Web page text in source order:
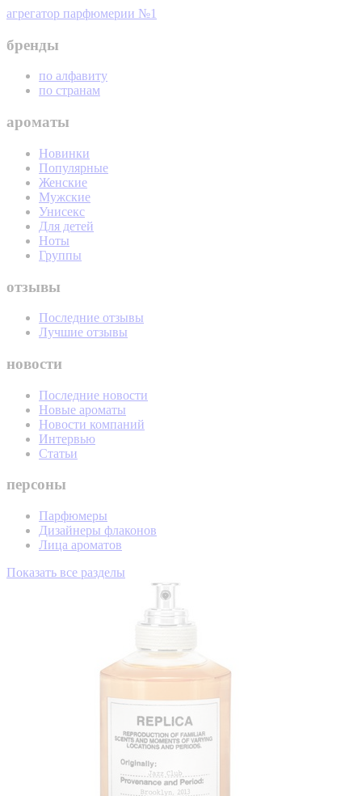
агрегатор парфюмерии №1
бренды
по алфавиту
по странам
ароматы
Новинки
Популярные
Женские
Мужские
Унисекс
Для детей
Ноты
Группы
отзывы
Последние отзывы
Лучшие отзывы
новости
Последние новости
Новые ароматы
Новости компаний
Интервью
Статьи
персоны
Парфюмеры
Дизайнеры флаконов
Лица ароматов
Показать все разделы